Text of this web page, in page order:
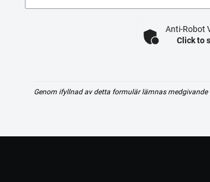
Anti-Robot
Click to
Genom ifyllnad av detta formulär lämnas